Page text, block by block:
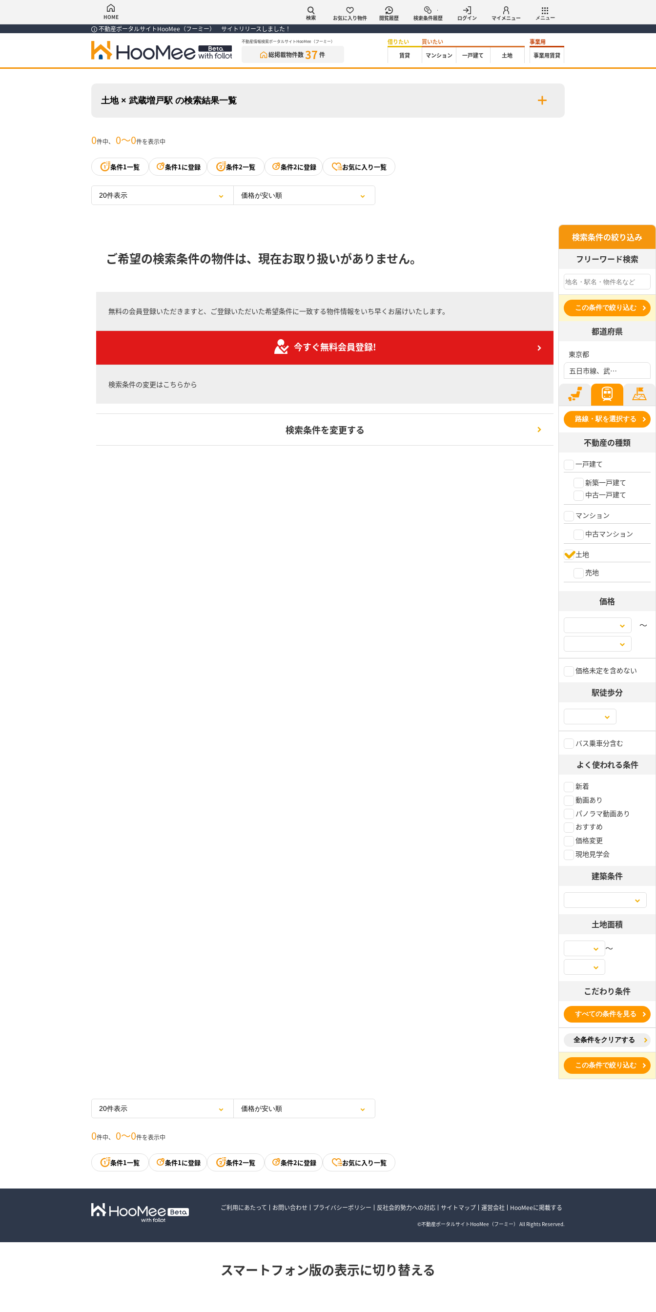
HOME 検索 お気に入り物件 閲覧履歴 検索条件履歴 ログイン マイメニュー メニュー
不動産ポータルサイトHooMee（フーミー） サイトリリースしました！
不動産情報検索ポータルサイトHooMee（フーミー）
総掲載物件数37 件
借りたい
賃貸
買いたい
マンション
一戸建て 土地
事業用
事業用賃貸
土地 × 武蔵増戸駅 の検索結果一覧
0件中、 0〜0件を表示中
条件1一覧 条件1に登録 条件2一覧 条件2に登録 お気に入り一覧
ご希望の検索条件の物件は、現在お取り扱いがありません。
無料の会員登録いただきますと、ご登録いただいた希望条件に一致する物件情報をいち早くお届けいたします。
今すぐ無料会員登録!
検索条件の変更はこちらから
検索条件を変更する
検索条件の絞り込み
フリーワード検索
この条件で絞り込む
都道府県
東京都
五日市線、武蔵増戸駅
路線・駅を選択する
不動産の種類
一戸建て
新築一戸建て
中古一戸建て
マンション
中古マンション
土地
売地
価格
〜
価格未定を含めない
駅徒歩分
バス乗車分含む
よく使われる条件
新着
動画あり
パノラマ動画あり
おすすめ
価格変更
現地見学会
建築条件
土地面積
〜
こだわり条件
すべての条件を見る
全条件をクリアする
この条件で絞り込む
0件中、 0〜0件を表示中
条件1一覧 条件1に登録 条件2一覧 条件2に登録 お気に入り一覧
ご利用にあたって お問い合わせ プライバシーポリシー 反社会的勢力への対応 サイトマップ 運営会社 HooMeeに掲載する
©不動産ポータルサイトHooMee（フーミー） All Rights Reserved.
スマートフォン版の表示に切り替える